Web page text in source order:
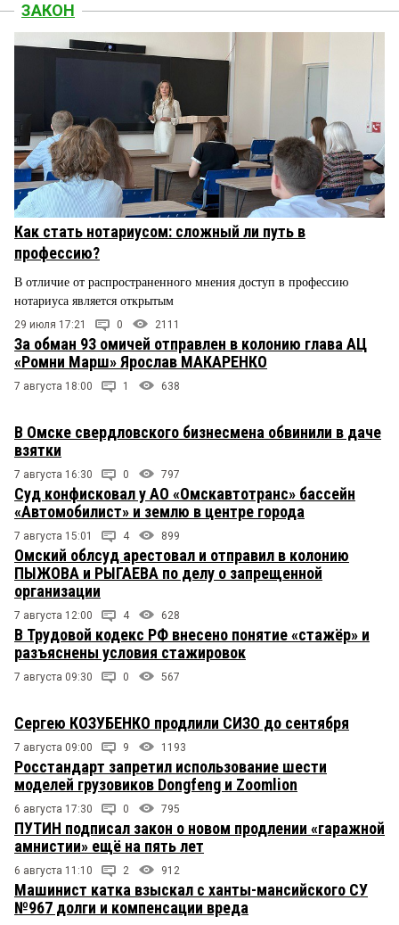
ЗАКОН
Как стать нотариусом: сложный ли путь в
профессию?
В отличие от распространенного мнения доступ в профессию
нотариуса является открытым
29 июля 17:21 0 2111
За обман 93 омичей отправлен в колонию глава АЦ
«Ромни Марш» Ярослав МАКАРЕНКО
7 августа 18:00 1 638
В Омске свердловского бизнесмена обвинили в даче
взятки
7 августа 16:30 0 797
Суд конфисковал у АО «Омскавтотранс» бассейн
«Автомобилист» и землю в центре города
7 августа 15:01 4 899
Омский облсуд арестовал и отправил в колонию
ПЫЖОВА и РЫГАЕВА по делу о запрещенной
организации
7 августа 12:00 4 628
В Трудовой кодекс РФ внесено понятие «стажёр» и
разъяснены условия стажировок
7 августа 09:30 0 567
Сергею КОЗУБЕНКО продлили СИЗО до сентября
7 августа 09:00 9 1193
Росстандарт запретил использование шести
моделей грузовиков Dongfeng и Zoomlion
6 августа 17:30 0 795
ПУТИН подписал закон о новом продлении «гаражной
амнистии» ещё на пять лет
6 августа 11:10 2 912
Машинист катка взыскал с ханты-мансийского СУ
№967 долги и компенсации вреда